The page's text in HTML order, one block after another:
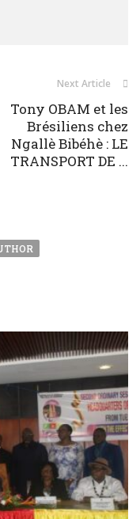
Next Article
Tony OBAM et les
Brésiliens chez
Ngallè Bibéhè : LE
TRANSPORT DE ...